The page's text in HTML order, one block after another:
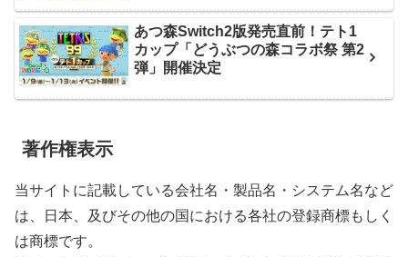
あつ森Switch2版発売直前！テト1
カップ「どうぶつの森コラボ祭 第2
弾」開催決定
著作権表示
当サイトに記載している会社名・製品名・システム名など
は、日本、及びその他の国における各社の登録商標もしく
は商標です。